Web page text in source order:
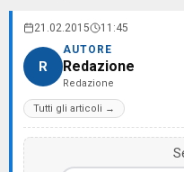
21.02.2015 11:45
R
AUTORE
Redazione
Redazione
Tutti gli articoli →